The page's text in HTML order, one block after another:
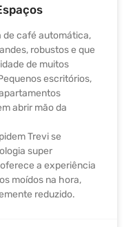
de café automática,
robustos e que
de muitos
escritórios,
abrir mão da
Trevi se
super
a experiência
moídos na hora,
reduzido.